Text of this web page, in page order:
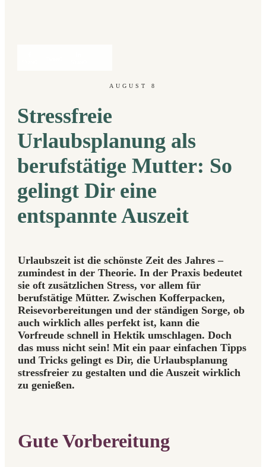
AUGUST 8
Stressfreie
Urlaubsplanung als
berufstätige Mutter: So
gelingt Dir eine
entspannte Auszeit
Urlaubszeit ist die schönste Zeit des Jahres –
zumindest in der Theorie. In der Praxis bedeutet
sie oft zusätzlichen Stress, vor allem für
berufstätige Mütter. Zwischen Kofferpacken,
Reisevorbereitungen und der ständigen Sorge, ob
auch wirklich alles perfekt ist, kann die
Vorfreude schnell in Hektik umschlagen. Doch
das muss nicht sein! Mit ein paar einfachen Tipps
und Tricks gelingt es Dir, die Urlaubsplanung
stressfreier zu gestalten und die Auszeit wirklich
zu genießen.
Gute Vorbereitung